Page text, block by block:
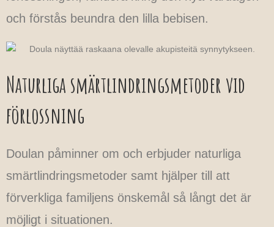
och förstås beundra den lilla bebisen.
Naturliga smärtlindringsmetoder vid
förlossning
Doulan påminner om och erbjuder naturliga
smärtlindringsmetoder samt hjälper till att
förverkliga familjens önskemål så långt det är
möjligt i situationen.